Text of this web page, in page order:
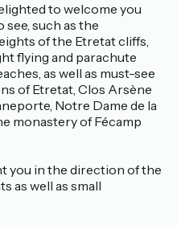
to welcome you
see, such as the
of the Etretat cliffs,
flying and parachute
as well as must-see
of Etretat, Clos Arsène
Notre Dame de la
monastery of Fécamp
you in the direction of the
as well as small